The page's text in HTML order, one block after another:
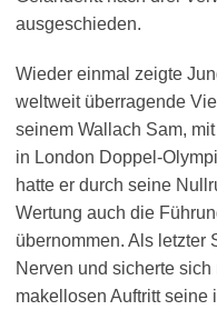
ausgeschieden.
Wieder einmal zeigte
weltweit überragende
seinem Wallach Sam,
in London Doppel-
hatte er durch seine
Wertung auch die
übernommen. Als letzter
Nerven und sicherte
makellosen Auftritt seine